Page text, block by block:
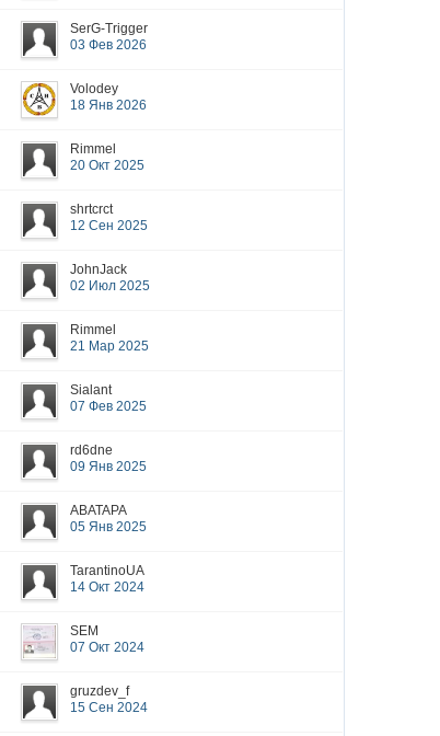
SerG-Trigger
03 Фев 2026
Volodey
18 Янв 2026
Rimmel
20 Окт 2025
shrtcrct
12 Сен 2025
JohnJack
02 Июл 2025
Rimmel
21 Мар 2025
Sialant
07 Фев 2025
rd6dne
09 Янв 2025
ABATAPA
05 Янв 2025
TarantinoUA
14 Окт 2024
SEM
07 Окт 2024
gruzdev_f
15 Сен 2024